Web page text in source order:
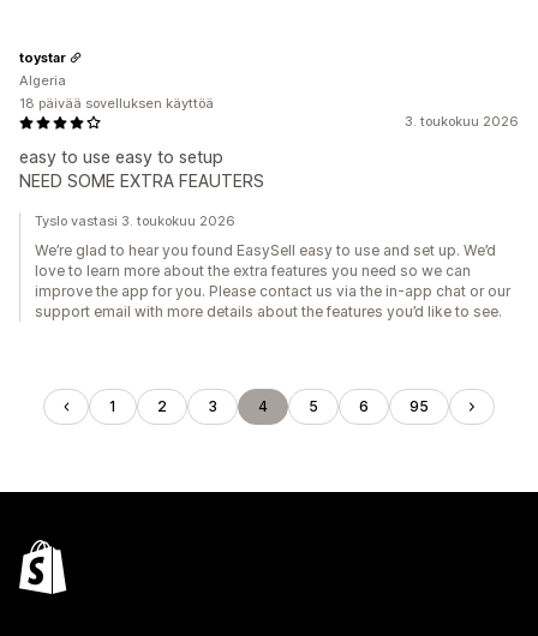
3. toukokuu 2026
easy to use easy to setup
NEED SOME EXTRA FEAUTERS
toystar
Algeria
18 päivää sovelluksen käyttöä
Tyslo vastasi 3. toukokuu 2026
We’re glad to hear you found EasySell easy to use and set up. We’d
love to learn more about the extra features you need so we can
improve the app for you. Please contact us via the in‑app chat or our
support email with more details about the features you’d like to see.
1 2 3 4 5 6 95